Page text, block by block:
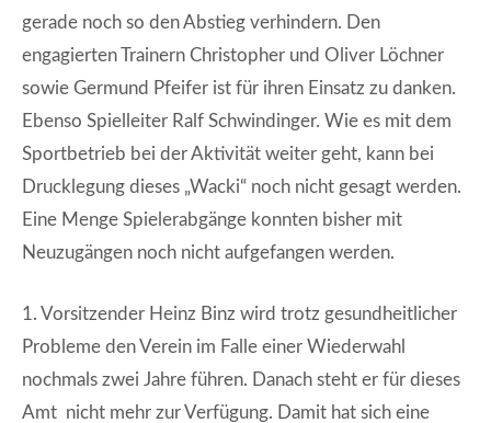
gerade noch so den Abstieg verhindern. Den
engagierten Trainern Christopher und Oliver Löchner
sowie Germund Pfeifer ist für ihren Einsatz zu danken.
Ebenso Spielleiter Ralf Schwindinger. Wie es mit dem
Sportbetrieb bei der Aktivität weiter geht, kann bei
Drucklegung dieses „Wacki“ noch nicht gesagt werden.
Eine Menge Spielerabgänge konnten bisher mit
Neuzugängen noch nicht aufgefangen werden.
1. Vorsitzender Heinz Binz wird trotz gesundheitlicher
Probleme den Verein im Falle einer Wiederwahl
nochmals zwei Jahre führen. Danach steht er für dieses
Amt nicht mehr zur Verfügung. Damit hat sich eine